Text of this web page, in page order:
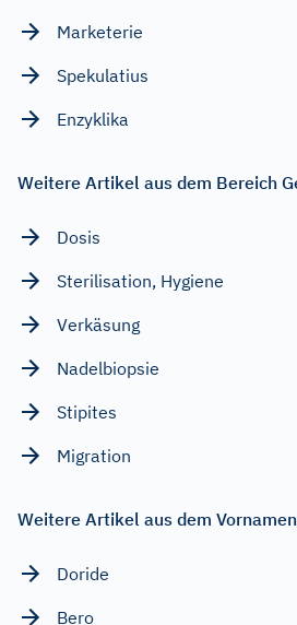
Marketerie
Spekulatius
Enzyklika
Weitere Artikel aus dem Bereich
Dosis
Sterilisation, Hygiene
Verkäsung
Nadelbiopsie
Stipites
Migration
Weitere Artikel aus dem
Doride
Bero